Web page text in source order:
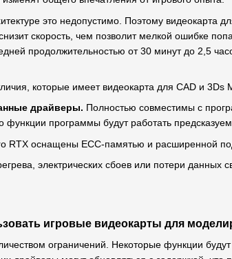
это недопустимо. Поэтому видеокарта
скорость, чем позволит мелкой ошибке
продолжительностью от 30 минут до 2,5
которые имеет видеокарта для CAD и 3Ds
драйверы. Полностью совместимы с
функции программы будут работать
RTX оснащены ECC-памятью и расширенной
электрических сбоев или потери
игровые видеокарты для
ограничений. Некоторые функции